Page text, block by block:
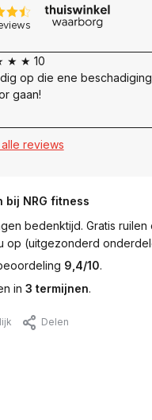
★ ★ 10
op die ene
gaan!
reviews
bij NRG fitness
bedenktijd. Gratis
op (uitgezonderd
9,4/10.
in 3 termijnen.
Delen